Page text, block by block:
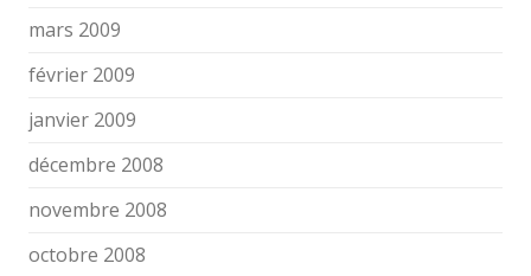
mars 2009
février 2009
janvier 2009
décembre 2008
novembre 2008
octobre 2008